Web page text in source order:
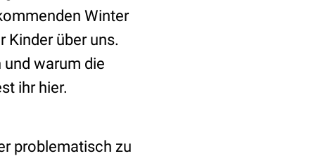
Winter
über uns.
warum die
ihr hier.
problematisch zu